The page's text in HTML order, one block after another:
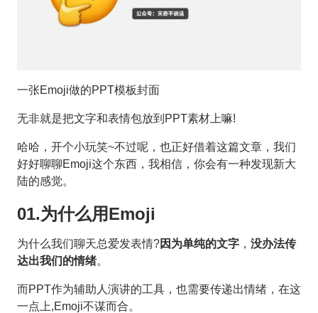
一张Emoji做的PPT模板封面
无非就是把文字和表情包放到PPT素材上嘛!
哈哈，开个小玩笑~不过呢，也正好借着这篇文章，我们
好好聊聊Emoji这个东西，我相信，你会有一种发现新大
陆的感觉。
01.为什么用Emoji
为什么我们聊天总爱发表情?因为单纯的文字 ， 没办法传
达出我们的情绪。
而PPT作为辅助人演讲的工具，也需要传递出情绪，在这
一点上,Emoji不谋而合。